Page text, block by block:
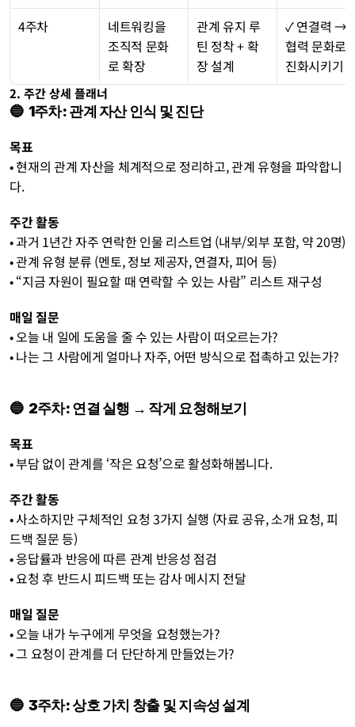
4주차
네트워킹을
조직적 문화
로 확장
관계 유지 루
틴 정착 + 확
장 설계
✓ 연결력 →
협력 문화로
진화시키기
2. 주간 상세 플래너
🔵  1주차: 관계 자산 인식 및 진단
목표
• 현재의 관계 자산을 체계적으로 정리하고, 관계 유형을 파악합니
다.
주간 활동
• 과거 1년간 자주 연락한 인물 리스트업 (내부/외부 포함, 약 20명)
• 관계 유형 분류 (멘토, 정보 제공자, 연결자, 피어 등)
• “지금 자원이 필요할 때 연락할 수 있는 사람” 리스트 재구성
매일 질문
• 오늘 내 일에 도움을 줄 수 있는 사람이 떠오르는가?
• 나는 그 사람에게 얼마나 자주, 어떤 방식으로 접촉하고 있는가?
🔵  2주차: 연결 실행 → 작게 요청해보기
목표
• 부담 없이 관계를 ‘작은 요청’으로 활성화해봅니다.
주간 활동
• 사소하지만 구체적인 요청 3가지 실행 (자료 공유, 소개 요청, 피
드백 질문 등)
• 응답률과 반응에 따른 관계 반응성 점검
• 요청 후 반드시 피드백 또는 감사 메시지 전달
매일 질문
• 오늘 내가 누구에게 무엇을 요청했는가?
• 그 요청이 관계를 더 단단하게 만들었는가?
🔵  3주차: 상호 가치 창출 및 지속성 설계